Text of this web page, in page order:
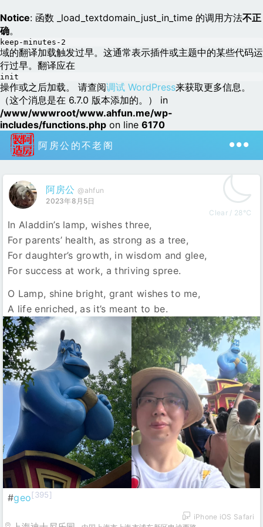
Notice: 函数 _load_textdomain_just_in_time 的调用方法不正
确。
keep-minutes-2
域的翻译加载触发过早。这通常表示插件或主题中的某些代码运
行过早。翻译应在
init
操作或之后加载。 请查阅调试 WordPress来获取更多信息。
（这个消息是在 6.7.0 版本添加的。） in
/www/wwwroot/www.ahfun.me/wp-
includes/functions.php on line 6170
阿房公的不老阁
阿房公 @ahfun
2023年8月5日
Clear / 28℃
In Aladdin’s lamp, wishes three,
For parents’ health, as strong as a tree,
For daughter’s growth, in wisdom and glee,
For success at work, a thriving spree.
O Lamp, shine bright, grant wishes to me,
A life enriched, as it’s meant to be.
#geo[395]
iPhone iOS Safari